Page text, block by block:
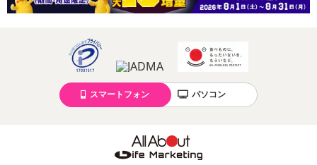
その他共通および商品カテゴリー別注意事項（※必ずご確認くだ
こちらの情報は2026年07月13日
スマートフォン パソコン